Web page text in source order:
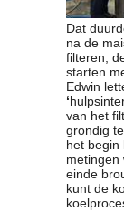
Dat
na de
filteren,
starten
Edwin
‘
van het
grondig
het begin
metingen
einde
kunt de